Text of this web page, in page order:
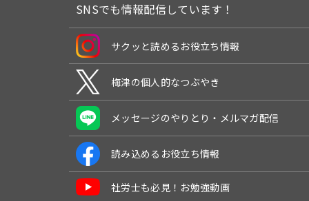
SNSでも情報配信しています！
サクッと読めるお役立ち情報
梅津の個人的なつぶやき
メッセージのやりとり・メルマガ配信
読み込めるお役立ち情報
社労士も必見！お勉強動画